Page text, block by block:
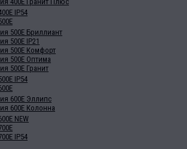
IP54
500Е Бриллиант
500Е IP21
500Е Комфорт
500Е Оптима
500Е Гранит
IP54
600Е Эллипс
600Е Колонна
NEW
IP54